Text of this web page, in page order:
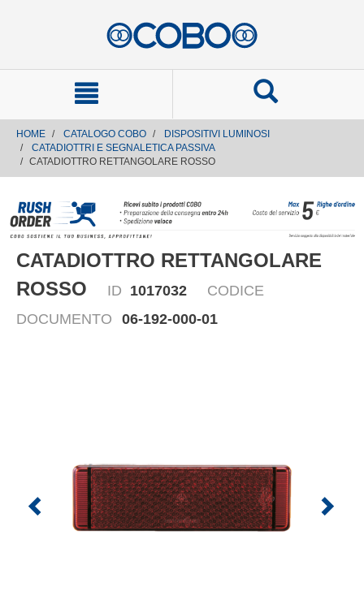
HOME CATALOGO COBO
DISPOSITIVI LUMINOSI
CATADIOTTRI E SEGNALETICA PASSIVA
CATADIOTTRO RETTANGOLARE ROSSO
CATADIOTTRO RETTANGOLARE
ROSSO
ID 1017032
CODICE
DOCUMENTO
06-192-000-01